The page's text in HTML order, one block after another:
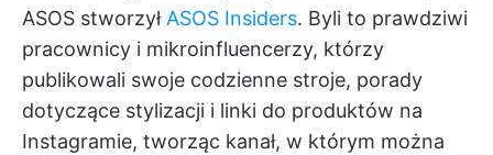
ASOS stworzył ASOS Insiders. Byli to prawdziwi
pracownicy i mikroinfluencerzy, którzy
publikowali swoje codzienne stroje, porady
dotyczące stylizacji i linki do produktów na
Instagramie, tworząc kanał, w którym można